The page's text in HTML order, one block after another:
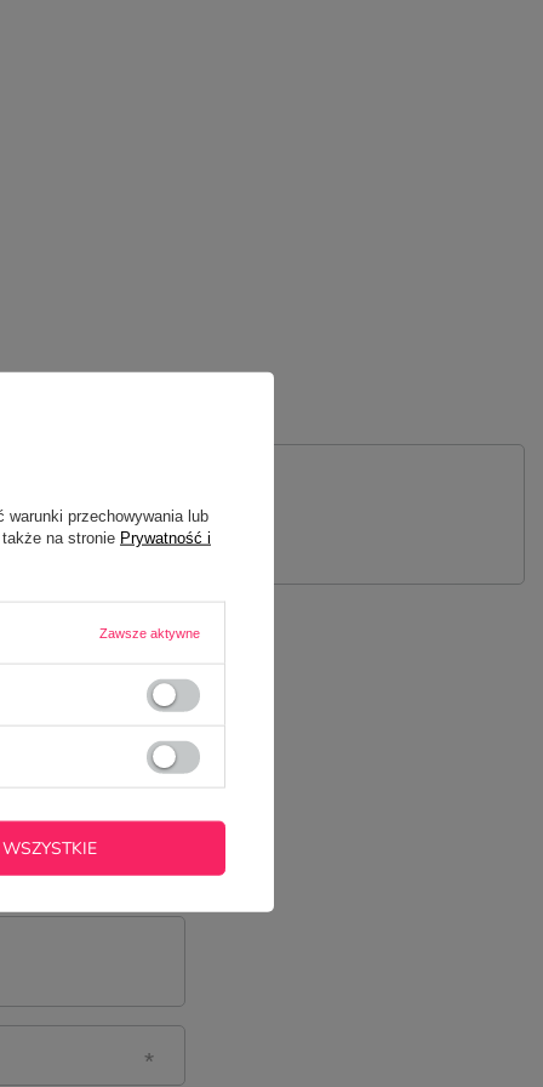
warunki przechowywania lub
na stronie Prywatność i
Zawsze aktywne